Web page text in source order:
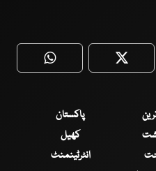
WhatsApp
پاکستان
کھیل
انٹرٹینمنٹ